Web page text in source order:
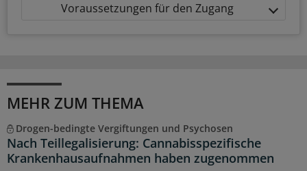
Voraussetzungen für den Zugang
MEHR ZUM THEMA
Drogen-bedingte Vergiftungen und Psychosen
Nach Teillegalisierung: Cannabisspezifische
Krankenhausaufnahmen haben zugenommen